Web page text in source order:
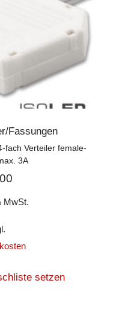
Fassungen
fach Verteiler female-
3A
MwSt.
setzen